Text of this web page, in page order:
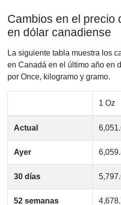
Cambios en el precio
en dólar canadiense
La siguiente tabla muestra los
en Canadá en el último año en
por Once, kilogramo y gramo.
1 Oz
Actual
Ayer
30 días
52 semanas